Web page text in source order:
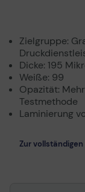
Zielgruppe:
Dicke: 195
Weiße: 99
Opazität:
Testmethode
Laminierung
Zur